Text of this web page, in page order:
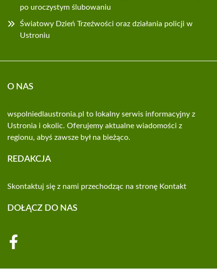
po uroczystym ślubowaniu
Światowy Dzień Trzeźwości oraz działania policji w
Ustroniu
O NAS
wspolniedlaustronia.pl to lokalny serwis informacyjny z
Ustronia i okolic. Oferujemy aktualne wiadomości z
regionu, abyś zawsze był na bieżąco.
REDAKCJA
Skontaktuj się z nami przechodząc na stronę Kontakt
DOŁĄCZ DO NAS